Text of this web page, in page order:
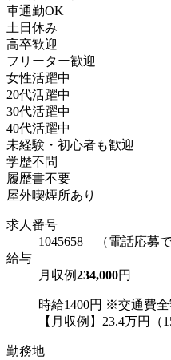
車通勤OK
土日休み
高卒歓迎
フリーター歓迎
女性活躍中
20代活躍中
30代活躍中
40代活躍中
未経験・初心者も歓迎
学歴不問
履歴書不要
屋外喫煙所あり
求人番号
1045658 （電話応募
給与
月収例234,000円
時給1400円 ※交通費全
【月収例】23.4万円（
勤務地